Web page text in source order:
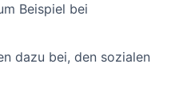
Beispiel bei
dazu bei, den sozialen